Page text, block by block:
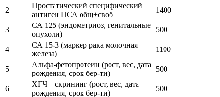
2
Простатический специфический
антиген ПСА общ+своб
1400
3
СА 125 (эндометриоз, генитальные
опухоли)
500
4
СА 15-3 (маркер рака молочная
железа)
1100
5
Альфа-фетопротеин (рост, вес, дата
рождения, срок бер-ти)
500
6
ХГЧ – скрининг (рост, вес, дата
рождения, срок бер-ти)
500